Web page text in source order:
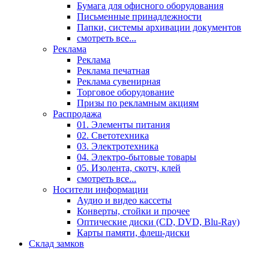
Бумага для офисного оборудования
Письменные принадлежности
Папки, системы архивации документов
смотреть все...
Реклама
Реклама
Реклама печатная
Реклама сувенирная
Торговое оборудование
Призы по рекламным акциям
Распродажа
01. Элементы питания
02. Светотехника
03. Электротехника
04. Электро-бытовые товары
05. Изолента, скотч, клей
смотреть все...
Носители информации
Аудио и видео кассеты
Конверты, стойки и прочее
Оптические диски (CD, DVD, Blu-Ray)
Карты памяти, флеш-диски
Склад замков